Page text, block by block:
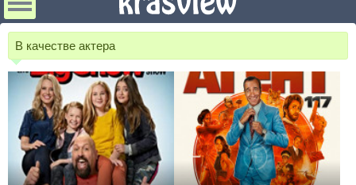
В качестве актера